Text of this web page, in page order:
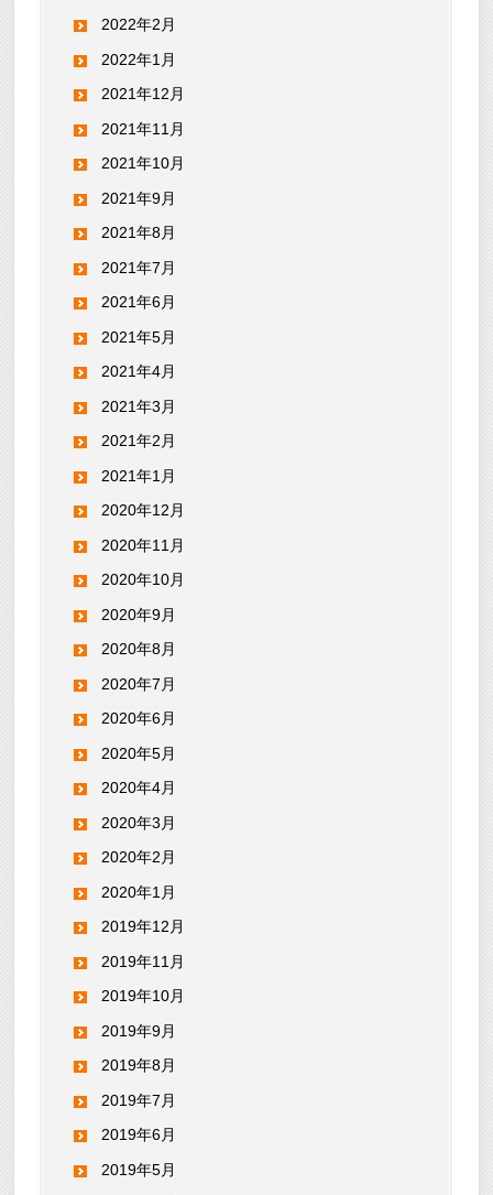
2022年2月
2022年1月
2021年12月
2021年11月
2021年10月
2021年9月
2021年8月
2021年7月
2021年6月
2021年5月
2021年4月
2021年3月
2021年2月
2021年1月
2020年12月
2020年11月
2020年10月
2020年9月
2020年8月
2020年7月
2020年6月
2020年5月
2020年4月
2020年3月
2020年2月
2020年1月
2019年12月
2019年11月
2019年10月
2019年9月
2019年8月
2019年7月
2019年6月
2019年5月